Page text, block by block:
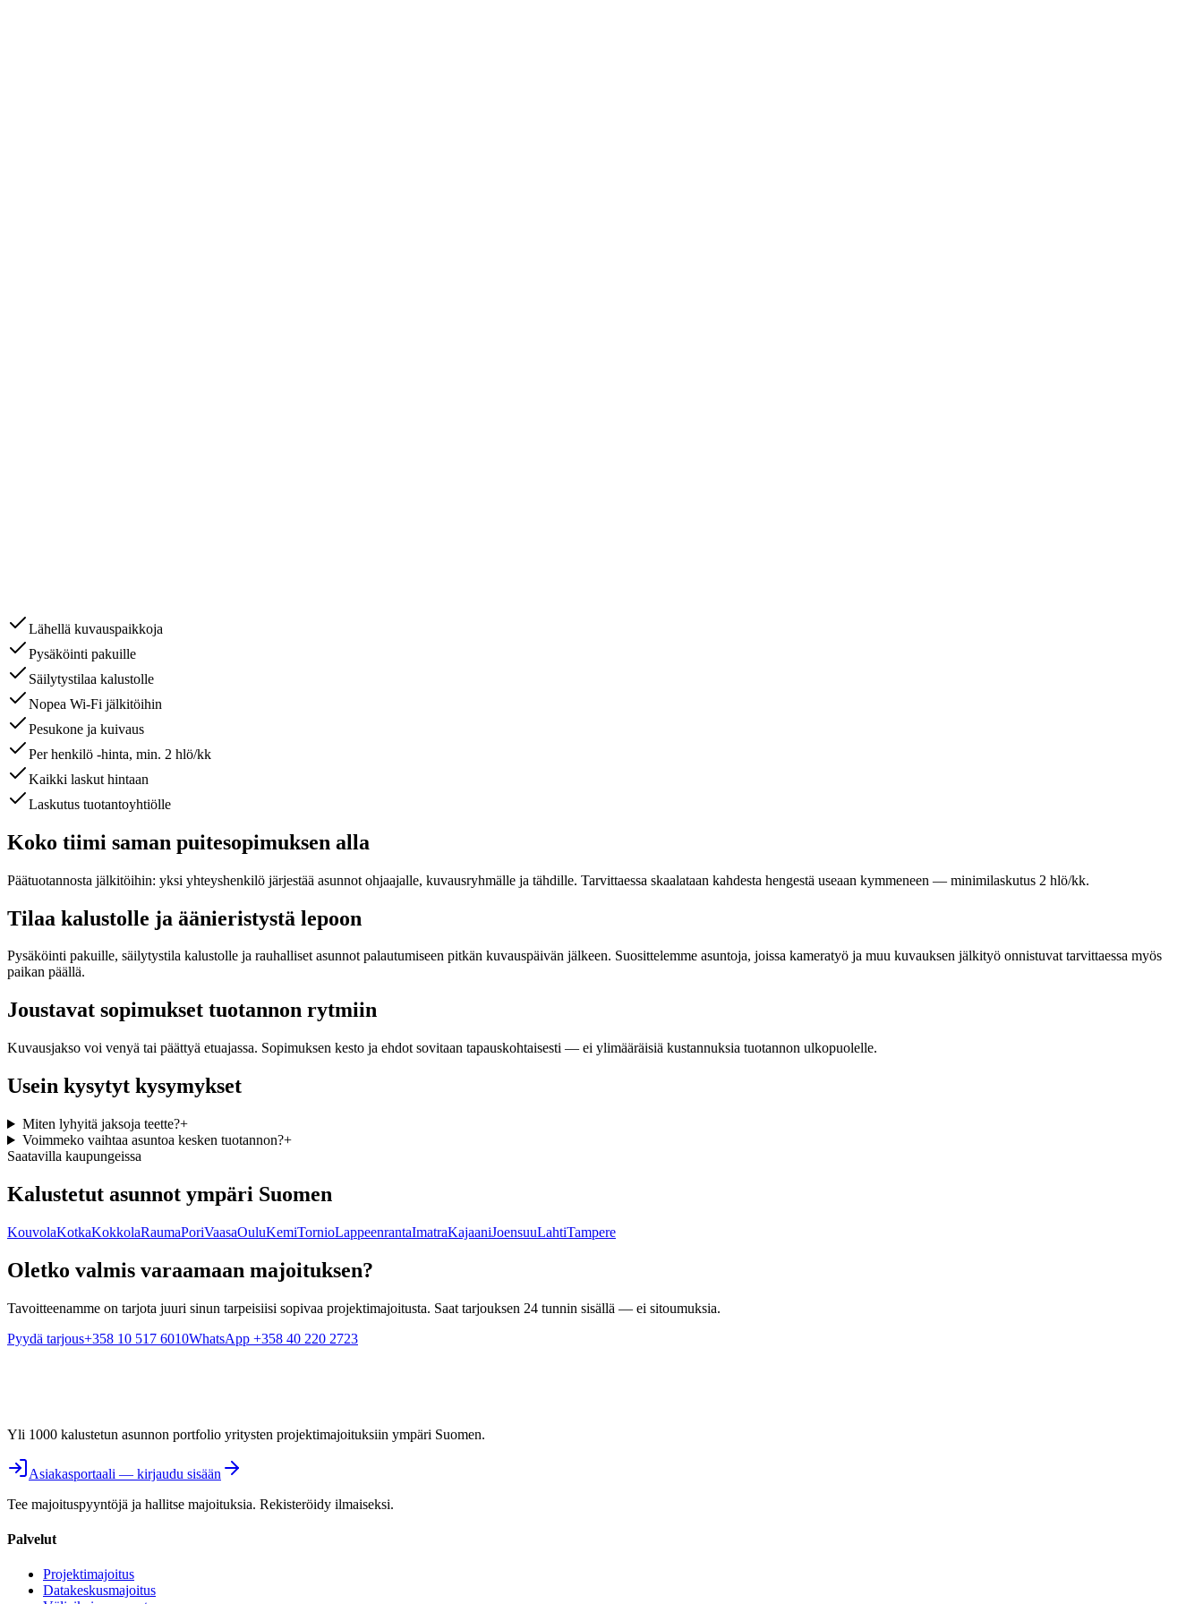
Lähellä kuvauspaikkoja
Pysäköinti pakuille
Säilytystilaa kalustolle
Nopea Wi-Fi jälkitöihin
Pesukone ja kuivaus
Per henkilö -hinta, min. 2 hlö/kk
Kaikki laskut hintaan
Laskutus tuotantoyhtiölle
Koko tiimi saman puitesopimuksen alla
Päätuotannosta jälkitöihin: yksi yhteyshenkilö järjestää asunnot ohjaajalle, kuvausryhmälle ja tähdille. Tarvittaessa skaalataan kahdesta hengestä useaan kymmeneen — minimilaskutus 2 hlö/kk.
Tilaa kalustolle ja äänieristystä lepoon
Pysäköinti pakuille, säilytystila kalustolle ja rauhalliset asunnot palautumiseen pitkän kuvauspäivän jälkeen. Suosittelemme asuntoja, joissa kameratyö ja muu kuvauksen jälkityö onnistuvat tarvittaessa myös
paikan päällä.
Joustavat sopimukset tuotannon rytmiin
Kuvausjakso voi venyä tai päättyä etuajassa. Sopimuksen kesto ja ehdot sovitaan tapauskohtaisesti — ei ylimääräisiä kustannuksia tuotannon ulkopuolelle.
Usein kysytyt kysymykset
Miten lyhyitä jaksoja teette?+
Voimmeko vaihtaa asuntoa kesken tuotannon?+
Saatavilla kaupungeissa
Kalustetut asunnot ympäri Suomen
KouvolaKotkaKokkolaRaumaPoriVaasaOuluKemiTornioLappeenrantaImatraKajaaniJoensuuLahtiTampere
Oletko valmis varaamaan majoituksen?
Tavoitteenamme on tarjota juuri sinun tarpeisiisi sopivaa projektimajoitusta. Saat tarjouksen 24 tunnin sisällä — ei sitoumuksia.
Pyydä tarjous+358 10 517 6010WhatsApp +358 40 220 2723
Yli 1000 kalustetun asunnon portfolio yritysten projektimajoituksiin ympäri Suomen.
Asiakasportaali — kirjaudu sisään
Tee majoituspyyntöjä ja hallitse majoituksia. Rekisteröidy ilmaiseksi.
Palvelut
Projektimajoitus
Datakeskusmajoitus